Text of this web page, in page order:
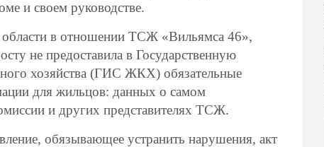
и своем руководстве.
области в отношении ТСЖ «Вильямса 46»,
не предоставила в Государственную
хозяйства (ГИС ЖКХ) обязательные
для жильцов: данных о самом
и других представителях ТСЖ.
обязывающее устранить нарушения, акт